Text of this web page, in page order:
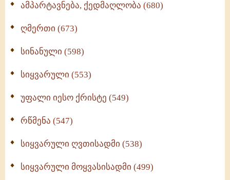
ამპარტავნება, ქედმაღლობა (680)
ღმერთი (673)
სინანული (598)
სიყვარული (553)
უფალი იესო ქრისტე (549)
რწმენა (547)
სიყვარული ღვთისადმი (538)
სიყვარული მოყვასისადმი (499)